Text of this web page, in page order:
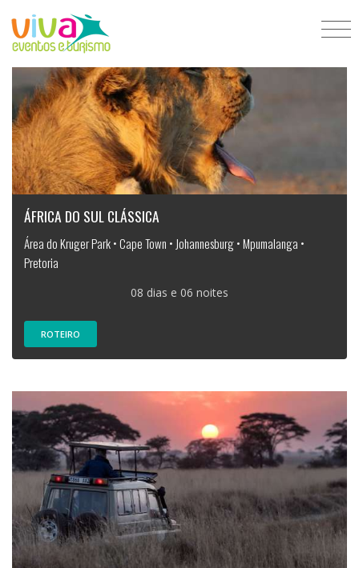
ÁFRICA DO SUL CLÁSSICA
Área do Kruger Park • Cape Town • Johannesburg • Mpumalanga •
Pretoria
08 dias e 06 noites
ROTEIRO